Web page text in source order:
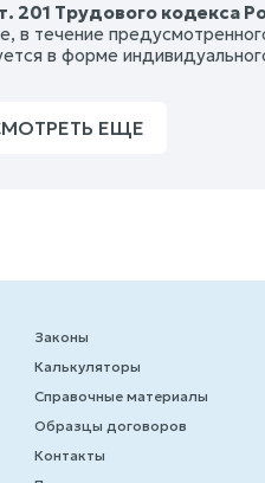
201 Трудового кодекса
в течение
в форме
ЕЩЕ
Законы
Калькуляторы
Справочные материалы
Образцы договоров
Контакты